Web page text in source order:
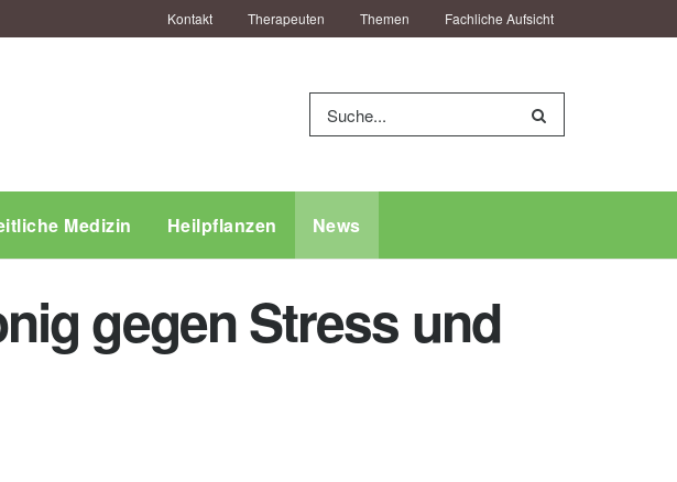
Kontakt Therapeuten Themen Fachliche Aufsicht
Medizin Heilpflanzen News
gegen Stress und